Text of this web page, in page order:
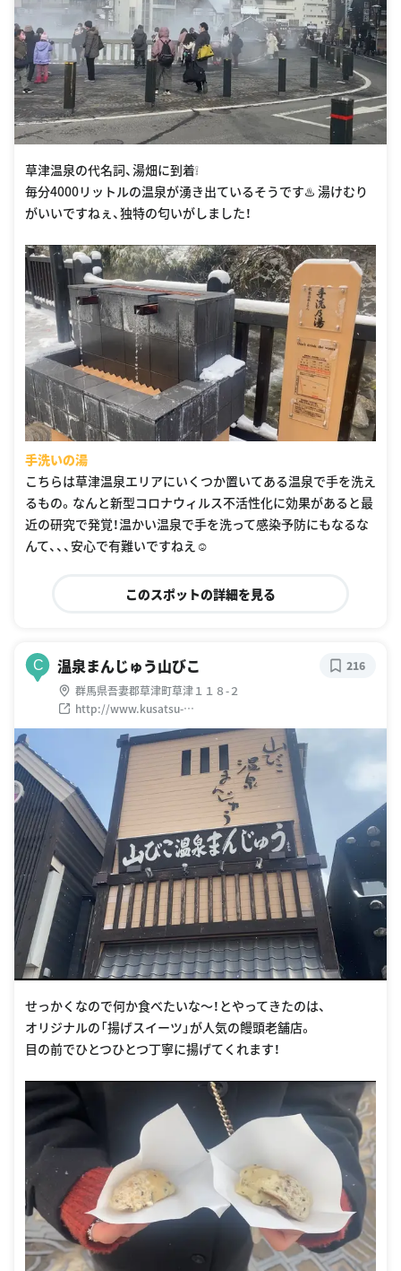
草津温泉の代名詞、湯畑に到着❕
毎分4000リットルの温泉が湧き出ているそうです♨️ 湯けむり
がいいですねぇ、独特の匂いがしました！
手洗いの湯
こちらは草津温泉エリアにいくつか置いてある温泉で手を洗え
るもの。なんと新型コロナウィルス不活性化に効果があると最
近の研究で発覚！温かい温泉で手を洗って感染予防にもなるな
んて、、、安心で有難いですねえ☺️
このスポットの詳細を見る
C 温泉まんじゅう山びこ
群馬県吾妻郡草津町草津１１８-２
http://www.kusatsu-
onsen.ne.jp/category/detail/index.php?c=3&g=0&kcd=81
216
せっかくなので何か食べたいな〜！とやってきたのは、
オリジナルの「揚げスイーツ」が人気の饅頭老舗店。
目の前でひとつひとつ丁寧に揚げてくれます！